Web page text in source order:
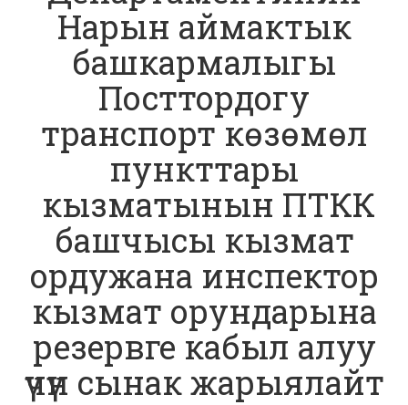
Нарын аймактык
башкармалыгы
Посттордогу
транспорт көзөмөл
пункттары
кызматынын ПТКК
башчысы кызмат
ордужана инспектор
кызмат орундарына
резервге кабыл алуу
үчүн сынак жарыялайт